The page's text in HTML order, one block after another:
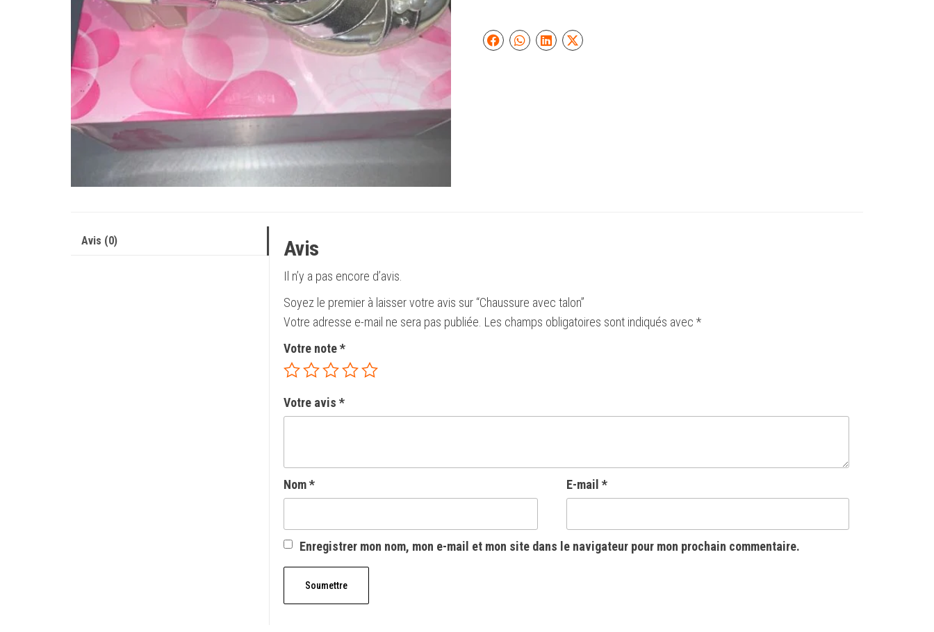
Avis (0) Avis
Il n’y a pas encore d’avis.
Soyez le premier à laisser votre avis sur “Chaussure avec talon”
Votre adresse e-mail ne sera pas publiée. Les champs obligatoires sont indiqués avec *
Votre note*
Votre avis *
Nom* E-mail *
Enregistrer mon nom, mon e-mail et mon site dans le navigateur pour mon prochain commentaire.